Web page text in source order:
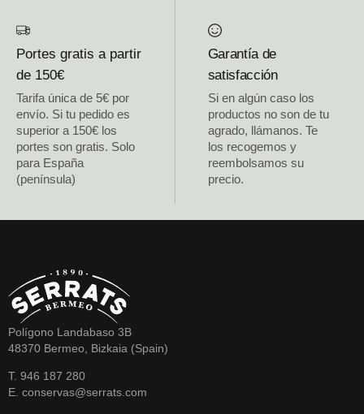
Portes gratis a partir
de 150€
Tarifa única de 5€ por
envío. Si tu pedido es
superior a 150€ los
portes son gratis. Solo
para España
(península)
Garantía de
satisfacción
Si en algún caso los
productos no son de tu
agrado, llámanos. Te
los recogemos y
reembolsamos su
precio.
Polígono Landabaso 3B
48370 Bermeo, Bizkaia (Spain)
T. 946 187 280
E. conservas@serrats.com